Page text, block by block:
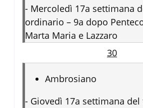
- Mercoledì 17a settimana
ordinario – 9a dopo
Marta Maria e Lazzaro
30
Ambrosiano
- Giovedì 17a settimana